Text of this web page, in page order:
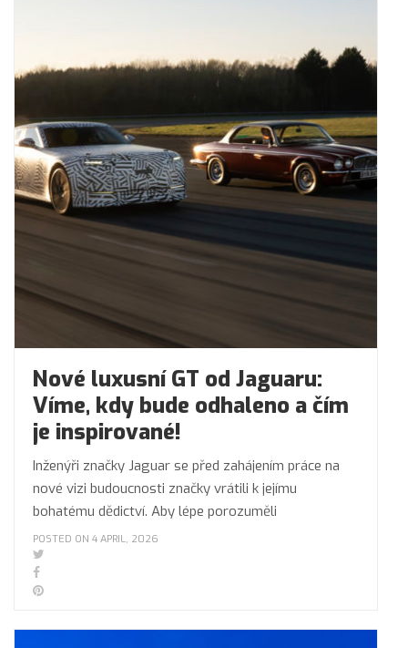
Nové luxusní GT od Jaguaru:
Víme, kdy bude odhaleno a čím
je inspirované!
Inženýři značky Jaguar se před zahájením práce na
nové vizi budoucnosti značky vrátili k jejímu
bohatému dědictví. Aby lépe porozuměli
POSTED ON 4 APRIL, 2026